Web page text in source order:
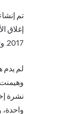
2017. وتغطي الفيديوهات الأولى تحليلات بيانية لعملات بيتكوين وإيثيريوم ولايتكوين وXRP بنسب متساوية تقريبًا.
واحدة،